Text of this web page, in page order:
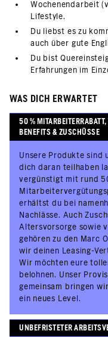
Wochenendarbeit
Lifestyle.
Du liebst es zu
auch über gute
Du bist
Erfahrungen im
WAS DICH ERWARTET
50 %
BENEFITS & ZUSCHÜSSE
Unsere Produkte sind
dich daran teilhaben
vergünstigt mit rund
erhältst du bei
Nachlässe. Auch
Altersvorsorge sowie
gehören zu den Marc
wir deinen Leasing-
Wir möchten eure
belohnen. Unser
gemeinsam bringen
ein neues Level.
UNBEFRISTETER